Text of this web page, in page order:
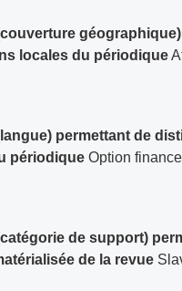
locales du périodique
permettant de
périodique Option
de support)
de la revue